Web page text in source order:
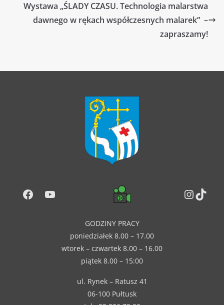
Wystawa „ŚLADY CZASU. Technologia malarstwa
dawnego w rękach współczesnych malarek” –
zapraszamy!
Facebook
YouTube
GODZINY PRACY
poniedziałek 8.00 – 17.00
wtorek – czwartek 8.00 – 16.00
piątek 8.00 – 15:00
ul. Rynek – Ratusz 41
06-100 Pułtusk